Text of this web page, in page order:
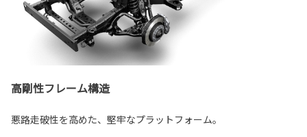
高剛性フレーム構造
悪路走破性を高めた、堅牢なプラットフォーム。